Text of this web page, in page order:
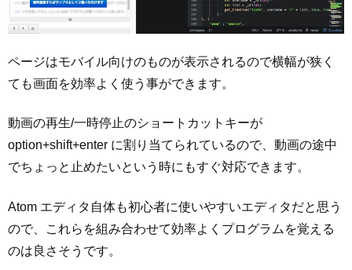
ページはモバイル向けのものが表示されるので横幅が狭く
ても画面を効率よく使う事ができます。
動画の再生/一時停止のショートカットキーが
option+shift+enter に割り当てられているので、動画の途中
でちょっと止めたいという時にもすぐ対応できます。
Atom エディタ自体も初心者に使いやすいエディタだと思う
ので、これらを組み合わせて効率よくプログラムを覚える
のは良さそうです。